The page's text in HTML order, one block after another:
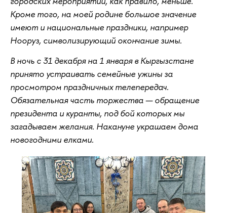
Кроме того, на моей родине большое значение
имеют и национальные праздники, например
Нооруз, символизирующий окончание зимы.
В ночь с 31 декабря на 1 января в Кыргызстане
принято устраивать семейные ужины за
просмотром праздничных телепередач.
Обязательная часть торжества — обращение
президента и куранты, под бой которых мы
загадываем желания. Накануне украшаем дома
новогодними елками.